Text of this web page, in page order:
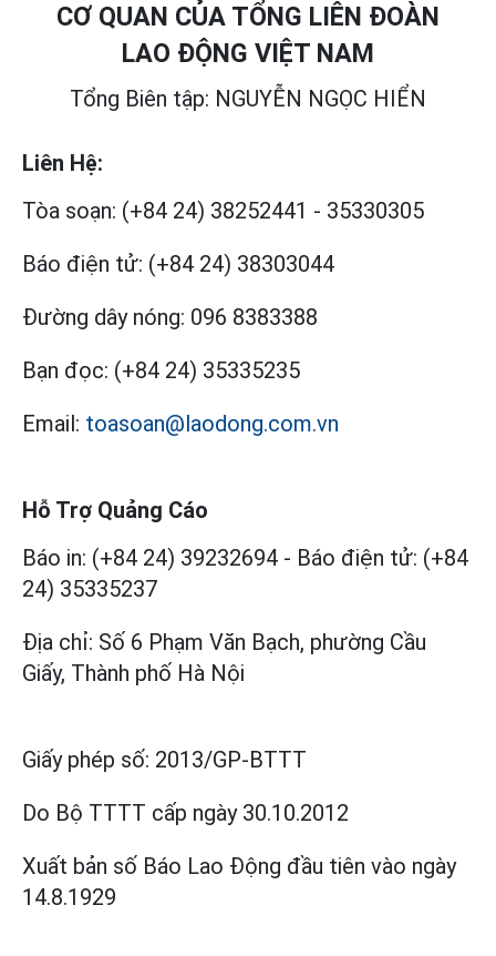
CƠ QUAN CỦA TỔNG LIÊN ĐOÀN
LAO ĐỘNG VIỆT NAM
Tổng Biên tập: NGUYỄN NGỌC HIỂN
Liên Hệ:
Tòa soạn: (+84 24) 38252441 - 35330305
Báo điện tử: (+84 24) 38303044
Đường dây nóng: 096 8383388
Bạn đọc: (+84 24) 35335235
Email: toasoan@laodong.com.vn
Hỗ Trợ Quảng Cáo
Báo in: (+84 24) 39232694 - Báo điện tử: (+84
24) 35335237
Địa chỉ: Số 6 Phạm Văn Bạch, phường Cầu
Giấy, Thành phố Hà Nội
Giấy phép số: 2013/GP-BTTT
Do Bộ TTTT cấp ngày 30.10.2012
Xuất bản số Báo Lao Động đầu tiên vào ngày
14.8.1929